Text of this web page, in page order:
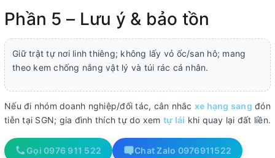
Phần 5 – Lưu ý & bảo tồn
Giữ trật tự nơi linh thiêng; không lấy vỏ ốc/san hô; mang
theo kem chống nắng vật lý và túi rác cá nhân.
Nếu đi nhóm doanh nghiệp/đối tác, cân nhắc xe hạng sang đón
tiễn tại SGN; gia đình thích tự do xem tự lái khi quay lại đất liền.
Gọi 0976 911 522 Chat Zalo 0976911522